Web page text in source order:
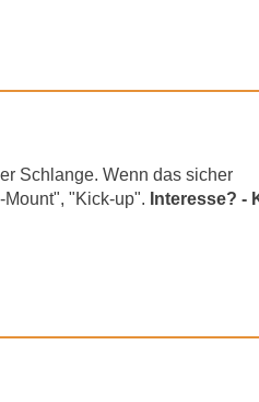
Schlange. Wenn das sicher
"Kick-up". Interesse? -